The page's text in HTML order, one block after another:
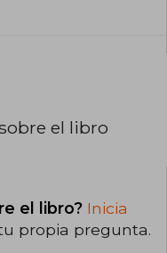
el libro
el libro? Inicia
propia pregunta.